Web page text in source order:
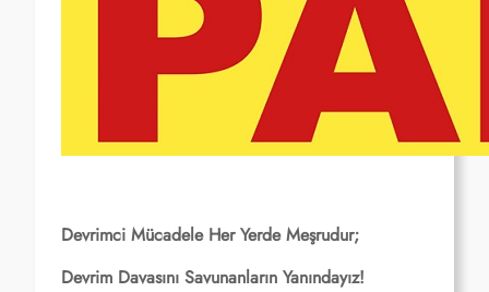
Devrimci Mücadele Her Yerde Meşrudur;
Devrim Davasını Savunanların Yanındayız!